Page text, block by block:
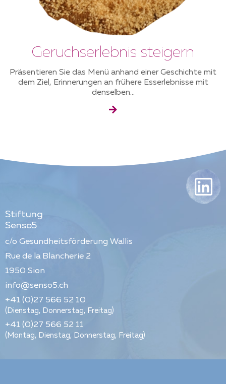
Geruchserlebnis steigern
Präsentieren Sie das Menü anhand einer Geschichte mit
dem Ziel, Erinnerungen an frühere Esserlebnisse mit
denselben...
Stiftung
Senso5
c/o Gesundheitsförderung Wallis
Rue de la Blancherie 2
1950 Sion
info@senso5.ch
+41 (0)27 566 52 10
(Dienstag, Donnerstag, Freitag)
+41 (0)27 566 52 11
(Montag, Dienstag, Donnerstag, Freitag)